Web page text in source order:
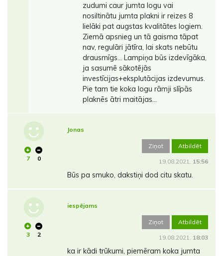
zudumi caur jumta logu vai
nosiltinātu jumta plakni ir reizes 8
lielāki pat augstas kvalitātes logiem.
Ziemā apsnieg un tā gaisma tāpat
nav, regulāri jātīra, lai skats nebūtu
drausmīgs... Lampiņa būs izdevīgāka,
ja sasumē sākotējās
investīcijas+eksplutācijas izdevumus.
Pie tam tie koka logu rāmji slīpās
plaknēs ātri maitājas...
7 0
Jonas
Ziņot Atbildēt
19.08.2021. 15:56
Būs pa smuko, dakstiņi dod citu skatu.
3 2
iespējams
Ziņot Atbildēt
19.08.2021. 18:03
ka ir kādi trūkumi, piemēram koka jumta